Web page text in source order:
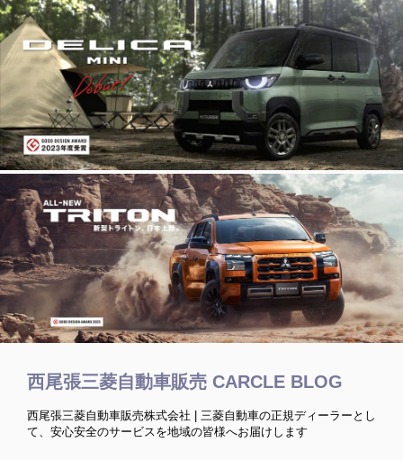
西尾張三菱自動車販売 CARCLE BLOG
西尾張三菱自動車販売株式会社 | 三菱自動車の正規ディーラーとし
て、安心安全のサービスを地域の皆様へお届けします